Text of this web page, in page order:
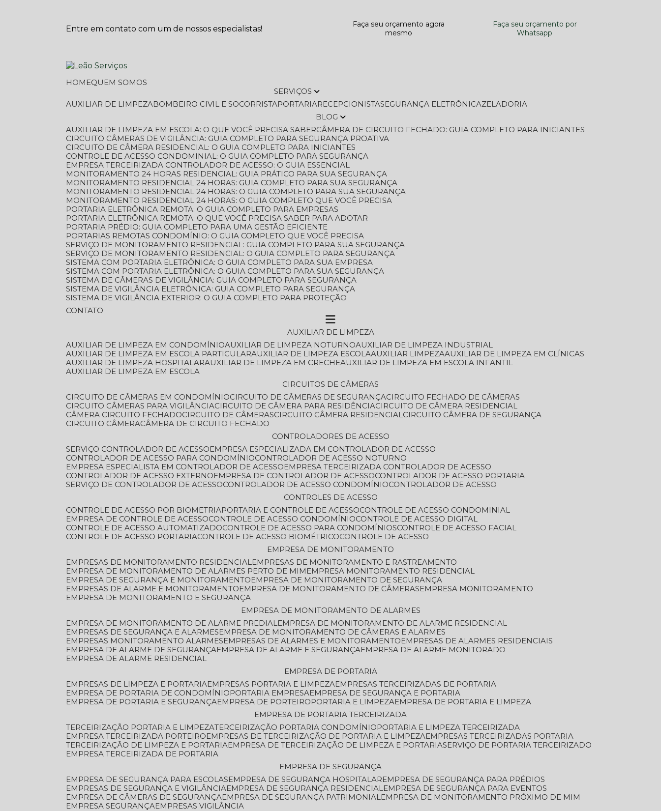
Entre em contato com um de nossos especialistas!
Faça seu orçamento agora
mesmo
Faça seu orçamento por
Whatsapp
HOME
QUEM SOMOS
SERVIÇOS
AUXILIAR DE LIMPEZA
BOMBEIRO CIVIL E SOCORRISTA PORTARIA RECEPCIONISTA SEGURANÇA ELETRÔNICA
ZELADORIA
BLOG
AUXILIAR DE LIMPEZA EM ESCOLA: O QUE VOCÊ PRECISA SABER
CÂMERA DE CIRCUITO FECHADO: GUIA COMPLETO PARA INICIANTES
CIRCUITO CÂMERAS DE VIGILÂNCIA: GUIA COMPLETO PARA SEGURANÇA PROATIVA
CIRCUITO DE CÂMERA RESIDENCIAL: O GUIA COMPLETO PARA INICIANTES
CONTROLE DE ACESSO CONDOMINIAL: O GUIA COMPLETO PARA SEGURANÇA
EMPRESA TERCEIRIZADA CONTROLADOR DE ACESSO: O GUIA ESSENCIAL
MONITORAMENTO 24 HORAS RESIDENCIAL: GUIA PRÁTICO PARA SUA SEGURANÇA
MONITORAMENTO RESIDENCIAL 24 HORAS: GUIA COMPLETO PARA SUA SEGURANÇA
MONITORAMENTO RESIDENCIAL 24 HORAS: O GUIA COMPLETO PARA SUA SEGURANÇA
MONITORAMENTO RESIDENCIAL 24 HORAS: O GUIA COMPLETO QUE VOCÊ PRECISA
PORTARIA ELETRÔNICA REMOTA: O GUIA COMPLETO PARA EMPRESAS
PORTARIA ELETRÔNICA REMOTA: O QUE VOCÊ PRECISA SABER PARA ADOTAR
PORTARIA PRÉDIO: GUIA COMPLETO PARA UMA GESTÃO EFICIENTE
PORTARIAS REMOTAS CONDOMÍNIO: O GUIA COMPLETO QUE VOCÊ PRECISA
SERVIÇO DE MONITORAMENTO RESIDENCIAL: GUIA COMPLETO PARA SUA SEGURANÇA
SERVIÇO DE MONITORAMENTO RESIDENCIAL: O GUIA COMPLETO PARA SEGURANÇA
SISTEMA COM PORTARIA ELETRÔNICA: O GUIA COMPLETO PARA SUA EMPRESA
SISTEMA COM PORTARIA ELETRÔNICA: O GUIA COMPLETO PARA SUA SEGURANÇA
SISTEMA DE CÂMERAS DE VIGILÂNCIA: GUIA COMPLETO PARA SEGURANÇA
SISTEMA DE VIGILÂNCIA ELETRÔNICA: GUIA COMPLETO PARA SEGURANÇA
SISTEMA DE VIGILÂNCIA EXTERIOR: O GUIA COMPLETO PARA PROTEÇÃO
CONTATO
AUXILIAR DE LIMPEZA
AUXILIAR DE LIMPEZA EM CONDOMÍNIO
AUXILIAR DE LIMPEZA NOTURNO
AUXILIAR DE LIMPEZA INDUSTRIAL
AUXILIAR DE LIMPEZA EM ESCOLA PARTICULAR
AUXILIAR DE LIMPEZA ESCOLA AUXILIAR LIMPEZA
AUXILIAR DE LIMPEZA EM CLÍNICAS
AUXILIAR DE LIMPEZA HOSPITALAR
AUXILIAR DE LIMPEZA EM CRECHE
AUXILIAR DE LIMPEZA EM ESCOLA INFANTIL
AUXILIAR DE LIMPEZA EM ESCOLA
CIRCUITOS DE CÂMERAS
CIRCUITO DE CÂMERAS EM CONDOMÍNIO
CIRCUITO DE CÂMERAS DE SEGURANÇA
CIRCUITO FECHADO DE CÂMERAS
CIRCUITO CÂMERAS PARA VIGILÂNCIA
CIRCUITO DE CÂMERA PARA RESIDÊNCIA
CIRCUITO DE CÂMERA RESIDENCIAL
CÂMERA CIRCUITO FECHADO
CIRCUITO DE CÂMERAS CIRCUITO CÂMERA RESIDENCIAL
CIRCUITO CÂMERA DE SEGURANÇA
CIRCUITO CÂMERA
CÂMERA DE CIRCUITO FECHADO
CONTROLADORES DE ACESSO
SERVIÇO CONTROLADOR DE ACESSO
EMPRESA ESPECIALIZADA EM CONTROLADOR DE ACESSO
CONTROLADOR DE ACESSO PARA CONDOMÍNIO
CONTROLADOR DE ACESSO NOTURNO
EMPRESA ESPECIALISTA EM CONTROLADOR DE ACESSO
EMPRESA TERCEIRIZADA CONTROLADOR DE ACESSO
CONTROLADOR DE ACESSO EXTERNO
EMPRESA DE CONTROLADOR DE ACESSO
CONTROLADOR DE ACESSO PORTARIA
SERVIÇO DE CONTROLADOR DE ACESSO
CONTROLADOR DE ACESSO CONDOMÍNIO
CONTROLADOR DE ACESSO
CONTROLES DE ACESSO
CONTROLE DE ACESSO POR BIOMETRIA
PORTARIA E CONTROLE DE ACESSO
CONTROLE DE ACESSO CONDOMINIAL
EMPRESA DE CONTROLE DE ACESSO
CONTROLE DE ACESSO CONDOMÍNIO
CONTROLE DE ACESSO DIGITAL
CONTROLE DE ACESSO AUTOMATIZADO
CONTROLE DE ACESSO PARA CONDOMÍNIOS
CONTROLE DE ACESSO FACIAL
CONTROLE DE ACESSO PORTARIA CONTROLE DE ACESSO BIOMÉTRICO
CONTROLE DE ACESSO
EMPRESA DE MONITORAMENTO
EMPRESAS DE MONITORAMENTO RESIDENCIAL
EMPRESAS DE MONITORAMENTO E RASTREAMENTO
EMPRESA DE MONITORAMENTO DE ALARMES PERTO DE MIM
EMPRESA MONITORAMENTO RESIDENCIAL
EMPRESA DE SEGURANÇA E MONITORAMENTO
EMPRESA DE MONITORAMENTO DE SEGURANÇA
EMPRESAS DE ALARME E MONITORAMENTO
EMPRESA DE MONITORAMENTO DE CÂMERAS
EMPRESA MONITORAMENTO
EMPRESA DE MONITORAMENTO E SEGURANÇA
EMPRESA DE MONITORAMENTO DE ALARMES
EMPRESA DE MONITORAMENTO DE ALARME PREDIAL
EMPRESA DE MONITORAMENTO DE ALARME RESIDENCIAL
EMPRESAS DE SEGURANÇA E ALARMES
EMPRESA DE MONITORAMENTO DE CÂMERAS E ALARMES
EMPRESAS MONITORAMENTO ALARMES
EMPRESAS DE ALARMES E MONITORAMENTO
EMPRESAS DE ALARMES RESIDENCIAIS
EMPRESA DE ALARME DE SEGURANÇA
EMPRESA DE ALARME E SEGURANÇA
EMPRESA DE ALARME MONITORADO
EMPRESA DE ALARME RESIDENCIAL
EMPRESA DE PORTARIA
EMPRESAS DE LIMPEZA E PORTARIA
EMPRESAS PORTARIA E LIMPEZA
EMPRESAS TERCEIRIZADAS DE PORTARIA
EMPRESA DE PORTARIA DE CONDOMÍNIO
PORTARIA EMPRESA
EMPRESA DE SEGURANÇA E PORTARIA
EMPRESA DE PORTARIA E SEGURANÇA
EMPRESA DE PORTEIRO PORTARIA E LIMPEZA
EMPRESA DE PORTARIA E LIMPEZA
EMPRESA DE PORTARIA TERCEIRIZADA
TERCEIRIZAÇÃO PORTARIA E LIMPEZA TERCEIRIZAÇÃO PORTARIA CONDOMÍNIO
PORTARIA E LIMPEZA TERCEIRIZADA
EMPRESA TERCEIRIZADA PORTEIRO
EMPRESAS DE TERCEIRIZAÇÃO DE PORTARIA E LIMPEZA
EMPRESAS TERCEIRIZADAS PORTARIA
TERCEIRIZAÇÃO DE LIMPEZA E PORTARIA
EMPRESA DE TERCEIRIZAÇÃO DE LIMPEZA E PORTARIA SERVIÇO DE PORTARIA TERCEIRIZADO
EMPRESA TERCEIRIZADA DE PORTARIA
EMPRESA DE SEGURANÇA
EMPRESA DE SEGURANÇA PARA ESCOLAS
EMPRESA DE SEGURANÇA HOSPITALAR
EMPRESA DE SEGURANÇA PARA PRÉDIOS
EMPRESAS DE SEGURANÇA E VIGILÂNCIA
EMPRESA DE SEGURANÇA RESIDENCIAL
EMPRESA DE SEGURANÇA PARA EVENTOS
EMPRESA DE CÂMERAS DE SEGURANÇA
EMPRESA DE SEGURANÇA PATRIMONIAL
EMPRESA DE MONITORAMENTO PRÓXIMO DE MIM
EMPRESA SEGURANÇA
EMPRESAS VIGILÂNCIA